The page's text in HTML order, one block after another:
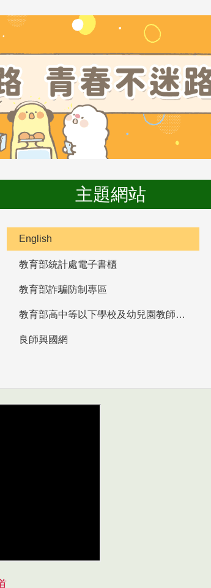
主題網站
English
教育部統計處電子書櫃
教育部詐騙防制專區
教育部高中等以下學校及幼兒園教師資格檢定考試
良師興國網